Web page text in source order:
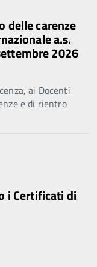
delle carenze
a.s.
2026
ai Docenti
e di rientro
i Certificati di